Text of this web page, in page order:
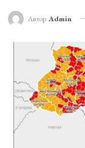
Автор Admin